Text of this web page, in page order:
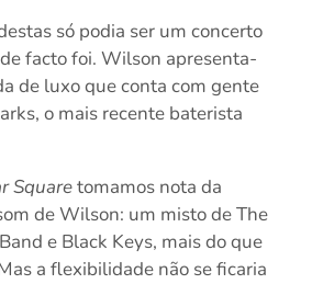
só podia ser um concerto
facto foi. Wilson apresenta-
de luxo que conta com gente
o mais recente baterista
Squaretomamos nota da
de Wilson: um misto de The
e Black Keys, mais do que
a flexibilidade não se ficaria